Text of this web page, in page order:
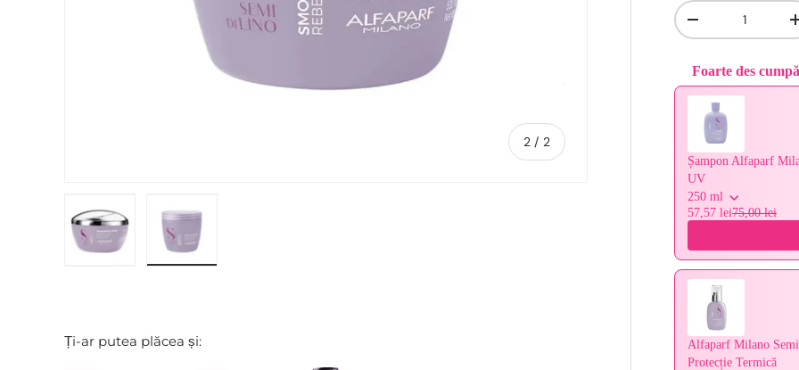
2 / De
2
Cantitate
-
Foarte des
Use the Previous
Șampon Alfaparf
UV
250 ml
57,57 lei75,00 lei
Alfaparf Milano
Protecție Termică
Ți-ar putea plăcea și: